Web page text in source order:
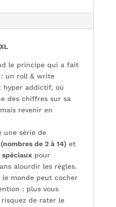
le principe qui a fait
un roll & write
addictif, où
des chiffres sur sa
revenir en
une série de
de 2 à 14)et
spéciauxpour
alourdir les règles.
monde peut cocher
: plus vous
de rater le